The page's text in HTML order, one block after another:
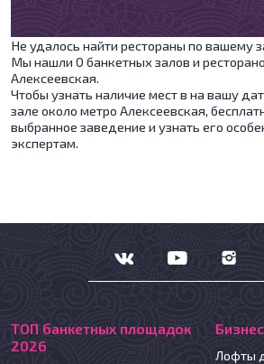
Не удалось найти рестораны по вашему
Мы нашли 0 банкетных залов и
Алексеевская.
Чтобы узнать наличие мест в на вашу
зале около метро Алексеевская,
выбранное заведение и узнать его
экспертам.
ТОП банкетных площадок
2026
Лофты